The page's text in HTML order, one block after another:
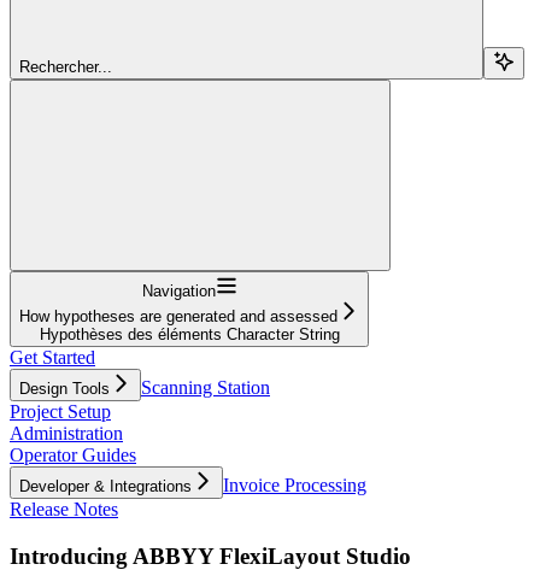
Rechercher...
Navigation
How hypotheses are generated and assessed
Hypothèses des éléments Character String
Get Started
Design Tools
Scanning Station
Project Setup
Administration
Operator Guides
Developer & Integrations
Invoice Processing
Release Notes
Introducing ABBYY FlexiLayout Studio